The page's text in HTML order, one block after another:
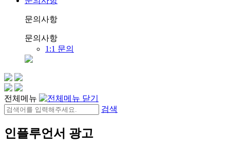
문의사항
문의사항
1:1 문의
전체메뉴
검색
인플루언서 광고